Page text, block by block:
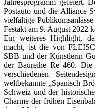
Jahresprogramm gefeiert.
Postauto und die Alliance
vielfältige
Festakt am 9. August 2022
Ein weiteres Highlight,
macht, ist die von
SBB und der Künstlerin
der Baureihe Re 460.
verschiedenen
weltbekannte „Spanisch
Schweiz und der
Charme der frühen